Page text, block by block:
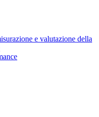
e valutazione della